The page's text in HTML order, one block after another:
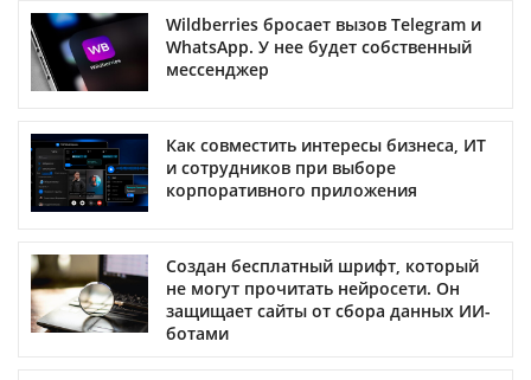
Wildberries бросает вызов Telegram и
WhatsApp. У нее будет собственный
мессенджер
Как совместить интересы бизнеса, ИТ
и сотрудников при выборе
корпоративного приложения
Создан бесплатный шрифт, который
не могут прочитать нейросети. Он
защищает сайты от сбора данных ИИ-
ботами